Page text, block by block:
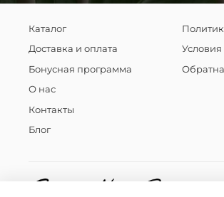
Каталог
Доставка и оплата
Бонусная программа
О нас
Контакты
Блог